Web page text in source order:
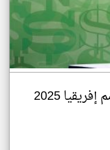
2025